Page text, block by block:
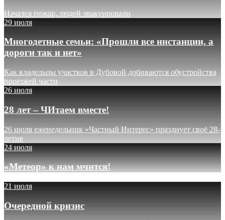
Начался пожар, людей эвакуировали
29 июля
Многодетные семьи: «Прошли все инстанции, а
дороги так и нет»
Как владельцы участков в Дубовой добиваются обустройства
проезжей части
26 июля
28 лет – ЧИтаем вместе!
26 июля еженедельник «Частный Интерес» празднует своё 28-
летие
24 июля
«Метеор» к нам мчится!
21 июля
Очередной кризис